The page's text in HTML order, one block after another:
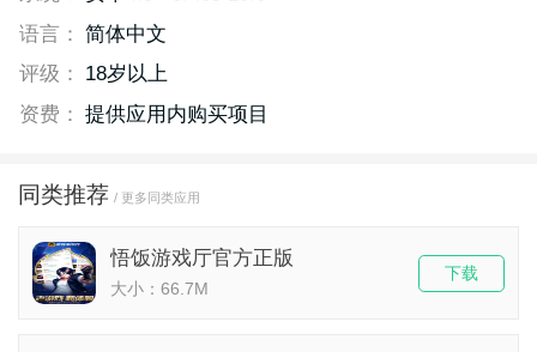
语言： 简体中文
评级：
18岁以上
资费： 提供应用内购买项目
同类推荐 / 更多同类应用
悟饭游戏厅官方正版
大小：66.7M
下载